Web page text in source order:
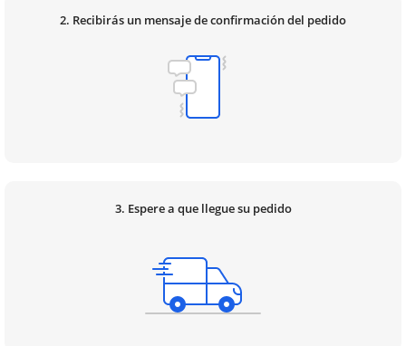
2. Recibirás un mensaje de confirmación del pedido
3. Espere a que llegue su pedido